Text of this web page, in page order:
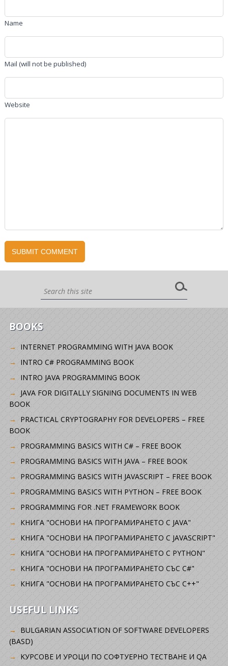
Name
Mail (will not be published)
Website
BOOKS
INTERNET PROGRAMMING WITH JAVA BOOK
INTRO C# PROGRAMMING BOOK
INTRO JAVA PROGRAMMING BOOK
JAVA FOR DIGITALLY SIGNING DOCUMENTS IN WEB
BOOK
PRACTICAL CRYPTOGRAPHY FOR DEVELOPERS – FREE
BOOK
PROGRAMMING BASICS WITH C# – FREE BOOK
PROGRAMMING BASICS WITH JAVA – FREE BOOK
PROGRAMMING BASICS WITH JAVASCRIPT – FREE BOOK
PROGRAMMING BASICS WITH PYTHON – FREE BOOK
PROGRAMMING FOR .NET FRAMEWORK BOOK
КНИГА "ОСНОВИ НА ПРОГРАМИРАНЕТО С JAVA"
КНИГА "ОСНОВИ НА ПРОГРАМИРАНЕТО С JAVASCRIPT"
КНИГА "ОСНОВИ НА ПРОГРАМИРАНЕТО С PYTHON"
КНИГА "ОСНОВИ НА ПРОГРАМИРАНЕТО СЪС C#"
КНИГА "ОСНОВИ НА ПРОГРАМИРАНЕТО СЪС C++"
USEFUL LINKS
BULGARIAN ASSOCIATION OF SOFTWARE DEVELOPERS
(BASD)
KУРСОВЕ И УРОЦИ ПО СОФТУЕРНО ТЕСТВАНЕ И QA